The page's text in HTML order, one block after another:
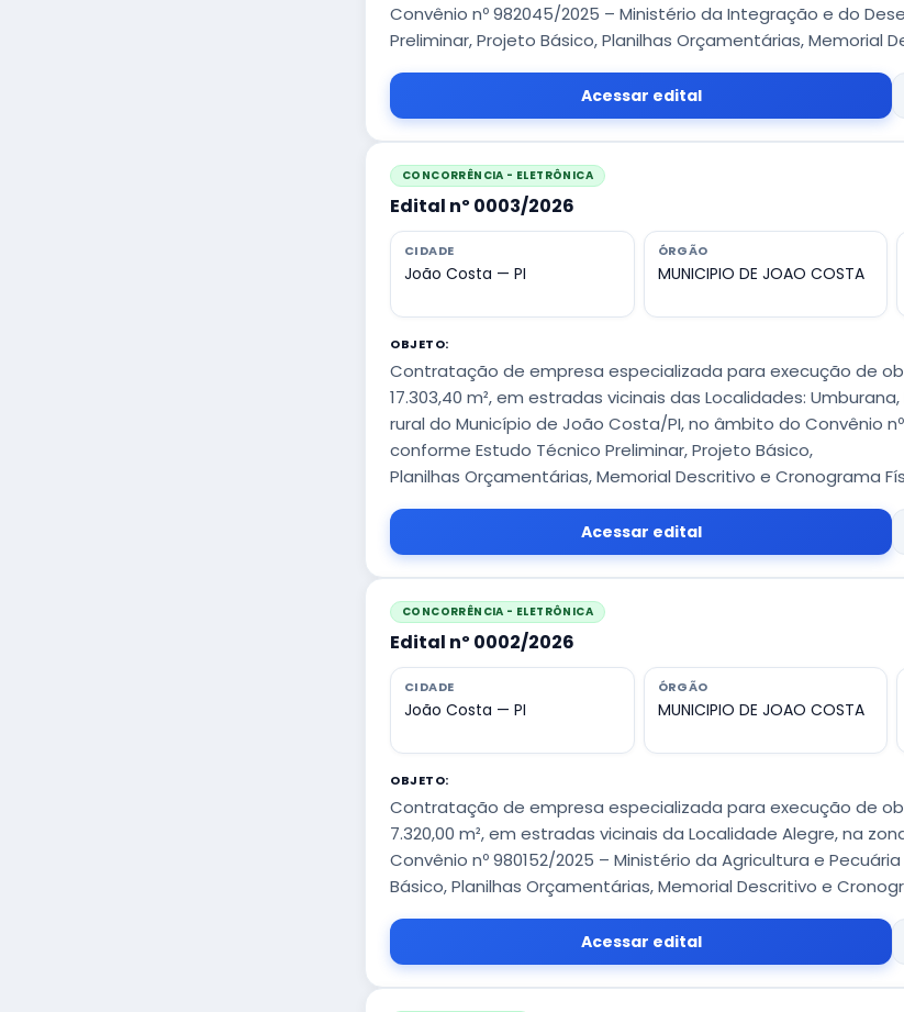
Convênio nº 982045/2025 – Ministério da Integração e do
Preliminar, Projeto Básico, Planilhas Orçamentárias, Memorial
Acessar edital
CONCORRÊNCIA - ELETRÔNICA
Edital nº 0003/2026
CIDADE
João Costa — PI
ÓRGÃO
MUNICIPIO DE JOAO COSTA
OBJETO:
Contratação de empresa especializada para execução de
17.303,40 m², em estradas vicinais das Localidades:
rural do Município de João Costa/PI, no âmbito do Convênio
conforme Estudo Técnico Preliminar, Projeto Básico,
Planilhas Orçamentárias, Memorial Descritivo e Cronograma
Acessar edital
CONCORRÊNCIA - ELETRÔNICA
Edital nº 0002/2026
CIDADE
João Costa — PI
ÓRGÃO
MUNICIPIO DE JOAO COSTA
OBJETO:
Contratação de empresa especializada para execução de
7.320,00 m², em estradas vicinais da Localidade Alegre, na
Convênio nº 980152/2025 – Ministério da Agricultura e
Básico, Planilhas Orçamentárias, Memorial Descritivo e
Acessar edital